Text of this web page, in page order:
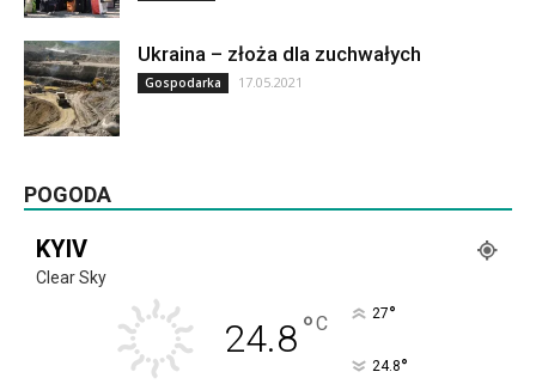
Ukraina – złoża dla zuchwałych
Gospodarka 17.05.2021
POGODA
KYIV
Clear Sky
24.8°C 27°
24.8°